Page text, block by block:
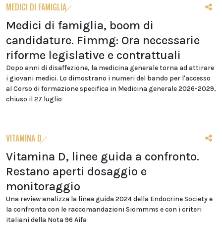
MEDICI DI FAMIGLIA
Medici di famiglia, boom di
candidature. Fimmg: Ora necessarie
riforme legislative e contrattuali
Dopo anni di disaffezione, la medicina generale torna ad attirare
i giovani medici. Lo dimostrano i numeri del bando per l'accesso
al Corso di formazione specifica in Medicina generale 2026-2029,
chiuso il 27 luglio
VITAMINA D
Vitamina D, linee guida a confronto.
Restano aperti dosaggio e
monitoraggio
Una review analizza la linea guida 2024 della Endocrine Society e
la confronta con le raccomandazioni Siommms e con i criteri
italiani della Nota 96 Aifa